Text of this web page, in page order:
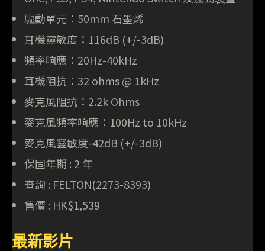
驅動單元：50mm 石墨烯
耳機靈敏度：116dB (+/-3dB)
頻率响應：20Hz-40kHz
耳機阻抗：32 ohms @ 1kHz
麥克風阻抗：2.2k Ohms
麥克風頻率响應：100Hz to 10kHz
麥克風靈敏度-42dB (+/-3dB)
保固年期 : 2 年
查詢 : FELTON(2273-8393)
售價 : HK$1,539
最新影片